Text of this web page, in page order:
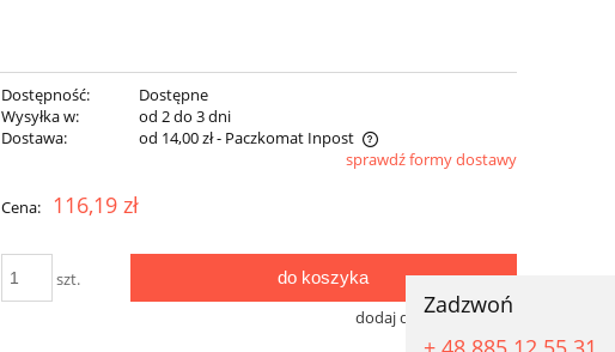
Zadzwoń
Dostępność:
Dostępne
Wysyłka w:
od 2 do 3 dni
Dostawa:
od 14,00 zł- Paczkomat Inpost
kosztów płatności
sprawdź formy dostawy
Cena: 116,19 zł
szt. do koszyka
dodaj do przechowalni